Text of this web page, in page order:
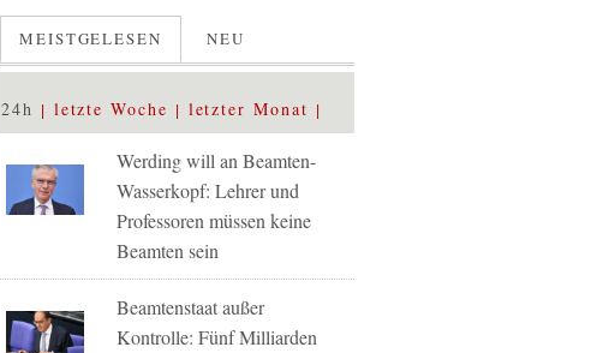
MEISTGELESEN NEU
24h letzte Woche letzter Monat
Werding will an Beamten-
Wasserkopf: Lehrer und
Professoren müssen keine
Beamten sein
Beamtenstaat außer
Kontrolle: Fünf Milliarden